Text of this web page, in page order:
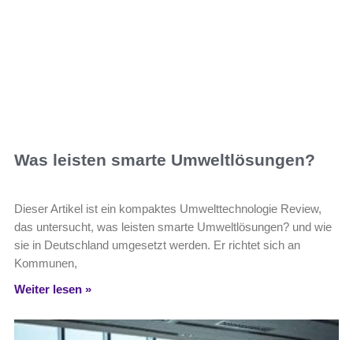
Was leisten smarte Umweltlösungen?
Dieser Artikel ist ein kompaktes Umwelttechnologie Review,
das untersucht, was leisten smarte Umweltlösungen? und wie
sie in Deutschland umgesetzt werden. Er richtet sich an
Kommunen,
Weiter lesen »